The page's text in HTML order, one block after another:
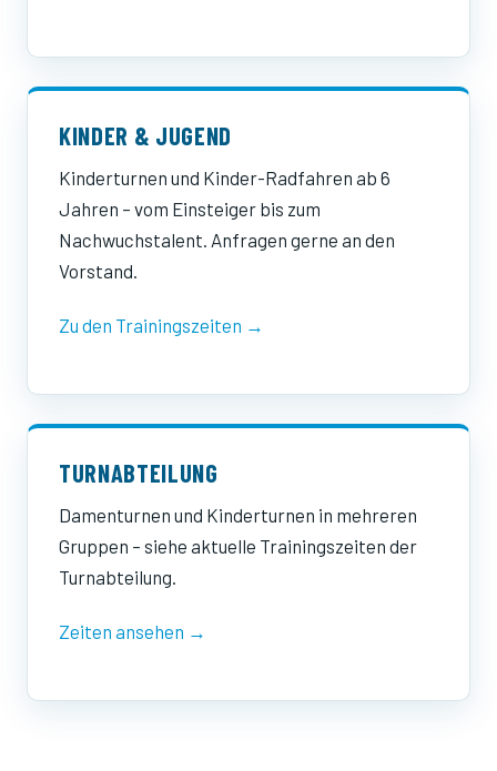
KINDER & JUGEND
Kinderturnen und Kinder-Radfahren ab 6
Jahren – vom Einsteiger bis zum
Nachwuchstalent. Anfragen gerne an den
Vorstand.
Zu den Trainingszeiten →
TURNABTEILUNG
Damenturnen und Kinderturnen in mehreren
Gruppen – siehe aktuelle Trainingszeiten der
Turnabteilung.
Zeiten ansehen →